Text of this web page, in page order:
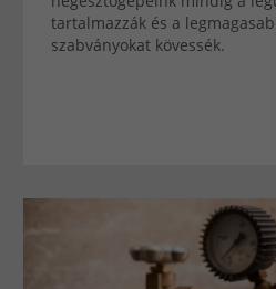
tartalmazzák és a
szabványokat kövessék.